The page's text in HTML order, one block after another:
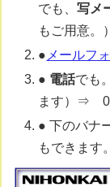
でも、写メ
もご用意。）
● メールフ
● 電話でも
ます）⇒
● 下のバナ
もできます